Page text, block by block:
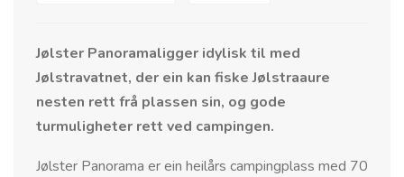
Jølster Panoramaligger idylisk til med
Jølstravatnet, der ein kan fiske Jølstraaure
nesten rett frå plassen sin, og gode
turmuligheter rett ved campingen.
Jølster Panorama er ein heilårs campingplass med 70